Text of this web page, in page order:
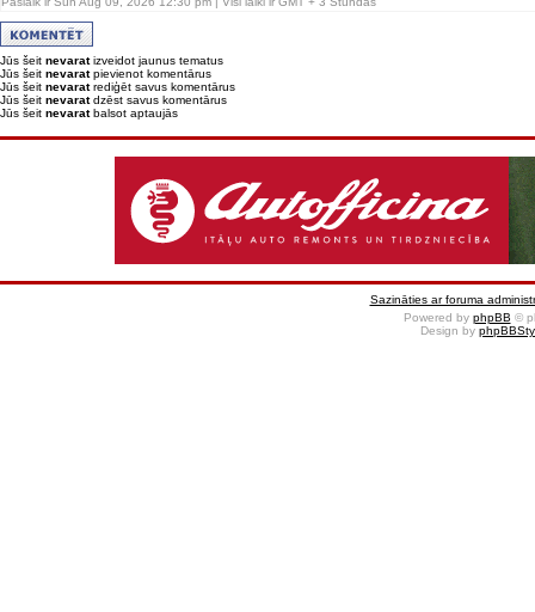
Jūs šeit nevaratizveidot jaunus tematus
Jūs šeit nevaratpievienot komentārus
Jūs šeit nevaratrediģēt savus komentārus
Jūs šeit nevaratdzēst savus komentārus
Jūs šeit nevaratbalsot aptaujās
Sazināties ar foruma
Powered by phpBB ©
Design by